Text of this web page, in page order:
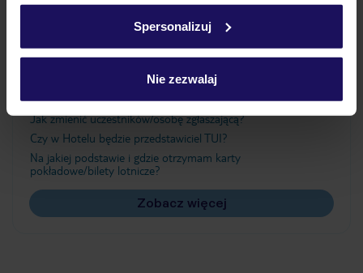
Spersonalizuj
Nie zezwalaj
Ważne informacje
Jak zmienić uczestników/osobę zgłaszającą?
Czy w Hotelu będzie przedstawiciel TUI?
Na jakiej podstawie i gdzie otrzymam karty
pokładowe/bilety lotnicze?
Zobacz więcej